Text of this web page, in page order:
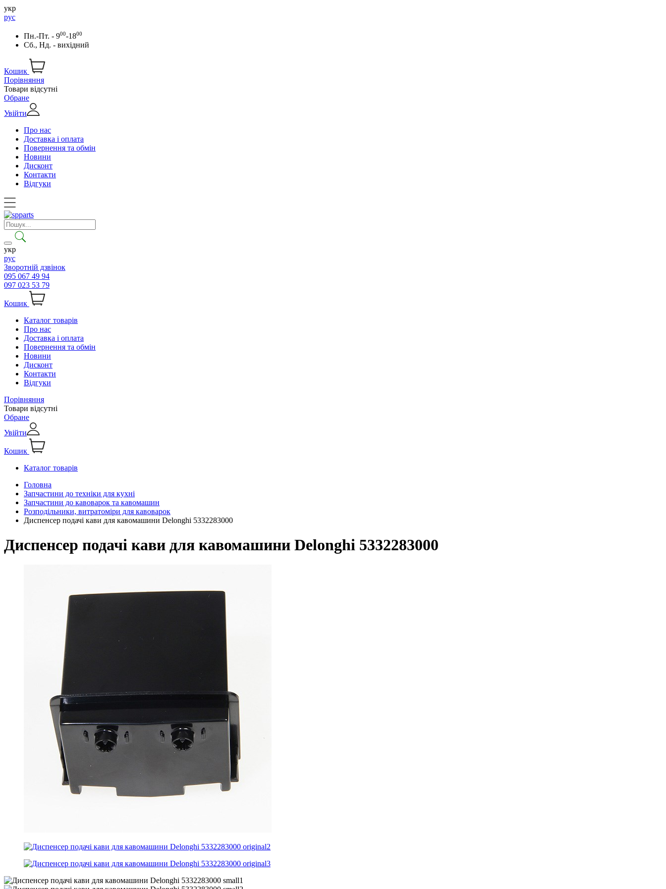
укр
рус
Пн.-Пт. - 900-1800
Сб., Нд. - вихідний
Кошик
Порівняння
Товари відсутні
Обране
Увійти
Про нас
Доставка і оплата
Повернення та обмін
Новини
Дисконт
Контакти
Відгуки
укр
рус
Зворотній дзвінок
095 067 49 94
097 023 53 79
Кошик
Каталог товарів
Про нас
Доставка і оплата
Повернення та обмін
Новини
Дисконт
Контакти
Відгуки
Порівняння
Товари відсутні
Обране
Увійти
Кошик
Каталог товарів
Головна
Запчастини до техніки для кухні
Запчастини до кавоварок та кавомашин
Розподільники, витратоміри для кавоварок
Диспенсер подачі кави для кавомашини Delonghi 5332283000
Диспенсер подачі кави для кавомашини Delonghi 5332283000